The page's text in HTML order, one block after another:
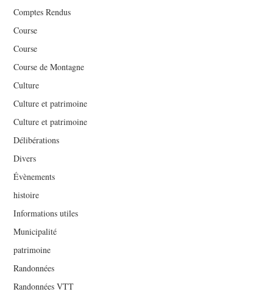
Comptes Rendus
Course
Course
Course de Montagne
Culture
Culture et patrimoine
Culture et patrimoine
Délibérations
Divers
Évènements
histoire
Informations utiles
Municipalité
patrimoine
Randonnées
Randonnées VTT